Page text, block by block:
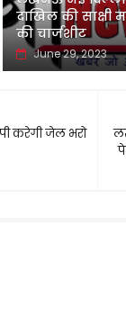
दाखिल की साक्षी
की चार्जशीट
June 29, 2023
करेगी जेल भरो